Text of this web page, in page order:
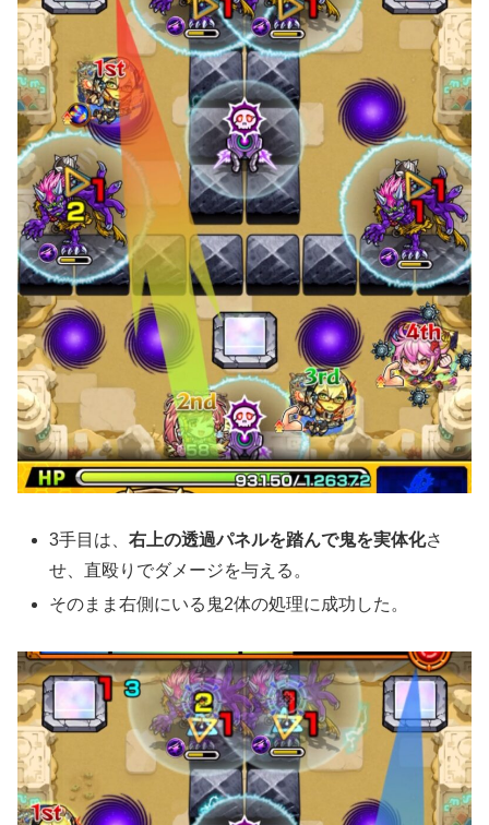
3手目は、右上の透過パネルを踏んで鬼を実体化さ
せ、直殴りでダメージを与える。
そのまま右側にいる鬼2体の処理に成功した。